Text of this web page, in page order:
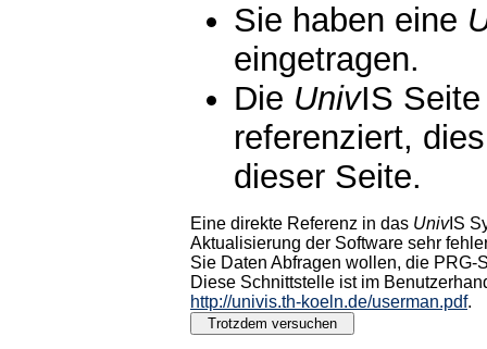
Sie haben eine
eingetragen.
Die UnivIS
referenziert,
dieser Seite.
Eine direkte Referenz in das UnivIS
Aktualisierung der Software sehr
Sie Daten Abfragen wollen, die PRG-
Diese Schnittstelle ist im
http://univis.th-koeln.de/userman.pdf.